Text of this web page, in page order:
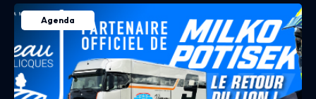
Agenda